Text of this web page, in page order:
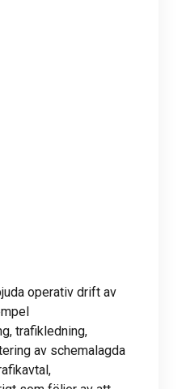
operativ drift av
trafikledning,
av schemalagda